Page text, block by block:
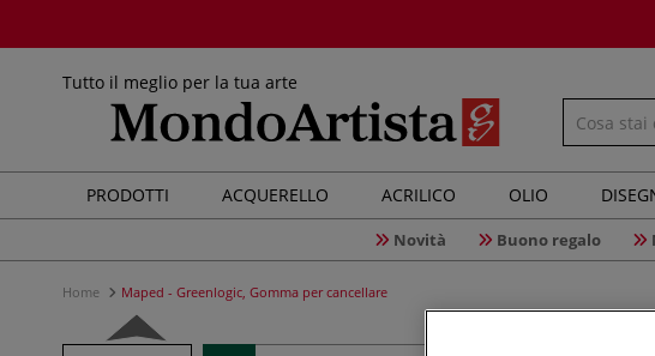
Tutto il meglio per la tua arte
PRODOTTI ACQUERELLO ACRILICO OLIO
Novità Buono regalo
Home Maped - Greenlogic, Gomma per cancellare